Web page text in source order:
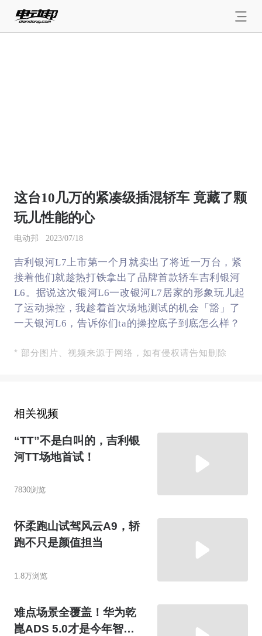
这台10几万的紧凑级插混轿车 竟藏了颗
玩儿性能的心
电动邦 2023/07/18
吉利银河L7上市第一个月就卖出了将近一万台，紧
接着他们就趁热打铁拿出了品牌首款轿车吉利银河
L6。据说这次银河L6一改银河L7居家的形象玩儿起
了运动操控，我趁着首次场地测试的机会「豁」了
一天银河L6，告诉你们ta的操控底子到底怎么样？
* 部分图片、视频来源于网络，如有侵权请告知删除
相关视频
“TT”不是白叫的，吉利银
河TT场地首试！
7830浏览
怀柔跑山试驾风云A9，轿
跑不只是颜值担当
1.8万浏览
难点场景全覆盖！华为乾
崑ADS 5.0才是今年智驾